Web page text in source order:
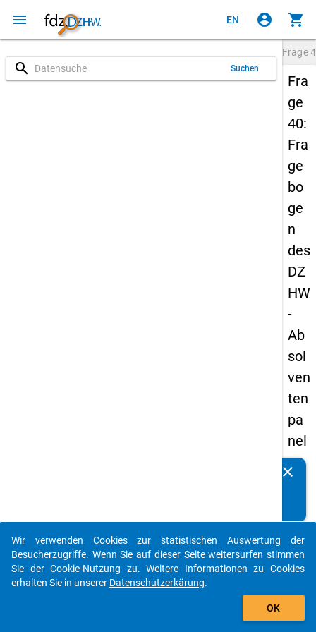
menu EN account_circle shopping_cart
search Suchen
Frage
Fra
ge
40:
Fra
ge
bo
ge
n
des
DZ
HW
-
Ab
sol
ven
ten
pa
nel
s
-
zw
eit
clear
auto_stories
add_shopping_cart
Wir verwenden Cookies zur statistischen Auswertung der
Besucherzugriffe. Wenn Sie auf dieser Seite weitersurfen stimmen
Sie der Cookie-Nutzung zu. Weitere Informationen zu Cookies
erhalten Sie in unserer Datenschutzerkärung.
OK